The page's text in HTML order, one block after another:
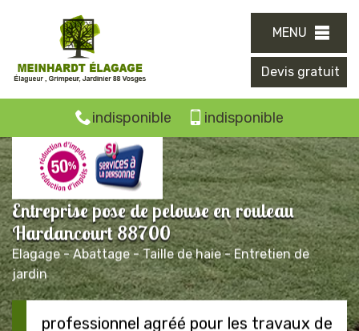
MENU
Devis gratuit
indisponible indisponible
Entreprise pose de pelouse en rouleau
Hardancourt 88700
Elagage - Abattage - Taille de haie - Entretien de
jardin
professionnel agréé pour les travaux de